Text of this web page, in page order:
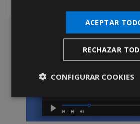
ACEPTAR
RECHAZAR
CONFIGURAR COOKIES